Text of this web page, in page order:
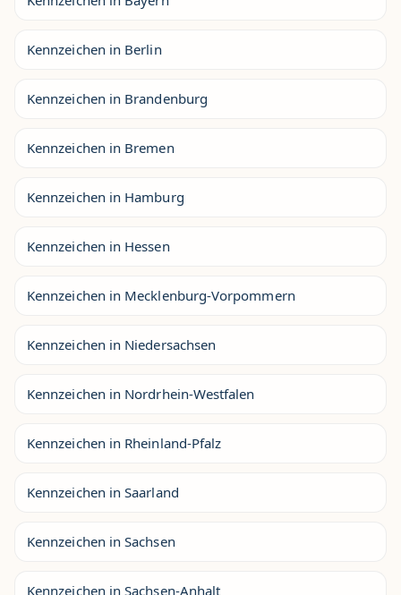
Kennzeichen in Berlin
Kennzeichen in Brandenburg
Kennzeichen in Bremen
Kennzeichen in Hamburg
Kennzeichen in Hessen
Kennzeichen in Mecklenburg-Vorpommern
Kennzeichen in Niedersachsen
Kennzeichen in Nordrhein-Westfalen
Kennzeichen in Rheinland-Pfalz
Kennzeichen in Saarland
Kennzeichen in Sachsen
Kennzeichen in Sachsen-Anhalt